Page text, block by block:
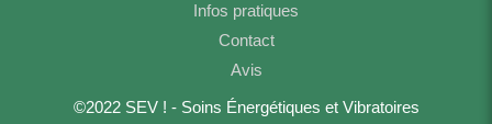
Infos pratiques
Contact
Avis
©2022 SEV ! - Soins Énergétiques et Vibratoires